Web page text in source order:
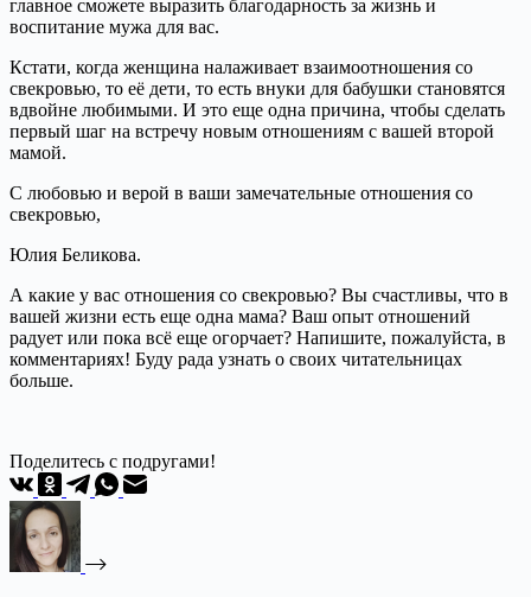
главное сможете выразить благодарность за жизнь и
воспитание мужа для вас.
Кстати, когда женщина налаживает взаимоотношения со
свекровью, то её дети, то есть внуки для бабушки становятся
вдвойне любимыми. И это еще одна причина, чтобы сделать
первый шаг на встречу новым отношениям с вашей второй
мамой.
С любовью и верой в ваши замечательные отношения со
свекровью,
Юлия Беликова.
А какие у вас отношения со свекровью? Вы счастливы, что в
вашей жизни есть еще одна мама? Ваш опыт отношений
радует или пока всё еще огорчает? Напишите, пожалуйста, в
комментариях! Буду рада узнать о своих читательницах
больше.
Поделитесь с подругами!